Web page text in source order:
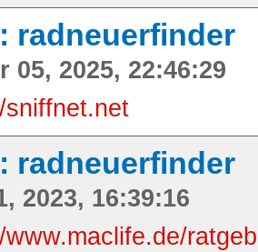
radneuerfinder
05, 2025, 22:46:29
sniffnet.net
radneuerfinder
2023, 16:39:16
www.maclife.de/